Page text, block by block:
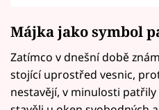
Májka jako symbol
Zatímco v dnešní době
stojící uprostřed vesnic,
nestavějí, v minulosti